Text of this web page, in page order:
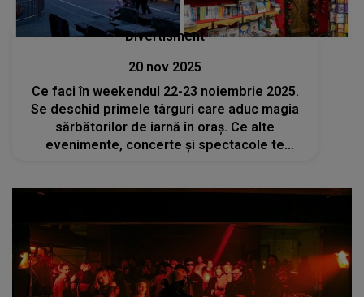
Divertisment
20 nov 2025
Ce faci în weekendul 22-23 noiembrie 2025.
Se deschid primele târguri care aduc magia
sărbătorilor de iarnă în oraș. Ce alte
evenimente, concerte și spectacole te